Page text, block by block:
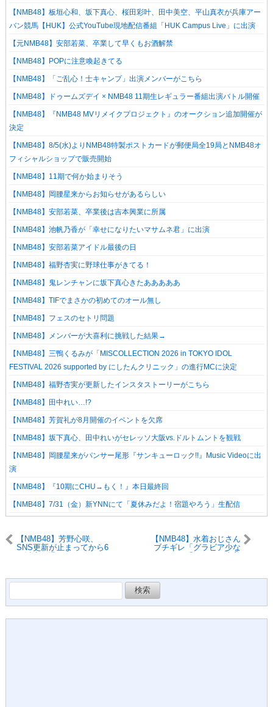
【NMB48】板垣心和、坂下真心、桜田彩叶、田中美空、平山真衣が兵庫アー
バン競馬【HUK】公式YouTube現地配信番組「HUK Campus Live」に出演
【元NMB48】安部若菜、卒業して早くもお酒解禁
【NMB48】POPに注意喚起きてる
【NMB48】「ご乱心！士キャンプ」出演メンバーがこちら
【NMB48】ドゥームズデイ × NMB48 11期生レギュラー番組出演バトル開催
【NMB48】『NMB48 MVリメイクプロジェクト』のオークション追加開催が
決定
【NMB48】8/5(水)よりNMB48特製ポストカードが郵便局全19局とNMB48オ
フィシャルショップで販売開始
【NMB48】11期で何か始まりそう
【NMB48】岡腰星来からお知らせがあるらしい
【NMB48】安部若菜、卒業後は吉本興業に所属
【NMB48】池帆乃香が「幸せになりたいマサムネ君」に出演
【NMB48】安部若菜アイドル最後の日
【NMB48】福野杏実に野球仕事がきてる！
【NMB48】鬼レンチャンに坂下真心きたあああああ
【NMB48】TIFでまさかの初めてのオール無し
【NMB48】フェスのセトリ問題
【NMB48】メンバーが大喜利に挑戦した結果→
【NMB48】三鴨くるみが「MISCOLLECTION 2026 in TOKYO IDOL
FESTIVAL 2026 supported by にしたんクリニック」の進行MCに決定
【NMB48】福野杏実が更新したインスタストーリーがこちら
【NMB48】田中れい…!?
【NMB48】芳賀礼が8月開催のイベントを欠席
【NMB48】坂下真心、田中れいがセレッソ大阪vs.ドルトムントを観戦
【NMB48】岡腰星来がパンサー尾形『サンキューロック!!』Music Videoに出
演
【NMB48】『10期にCHU→もく！』本日最終回
【NMB48】7/31（金）新YNNにて「夏休みだよ！宿題やろう」生配信
【NMB48】芳野心咲、
SNS更新が止まってから6
【NMB48】水着おじさん
ブチギレ「グラビア少な
索: